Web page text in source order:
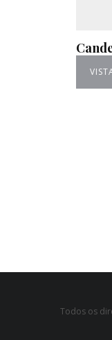
Todos os